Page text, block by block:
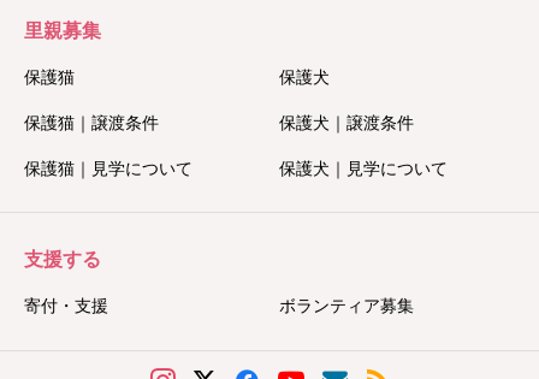
里親募集
保護猫 保護犬
保護猫｜譲渡条件 保護犬｜譲渡条件
保護猫｜見学について 保護犬｜見学について
支援する
寄付・支援 ボランティア募集